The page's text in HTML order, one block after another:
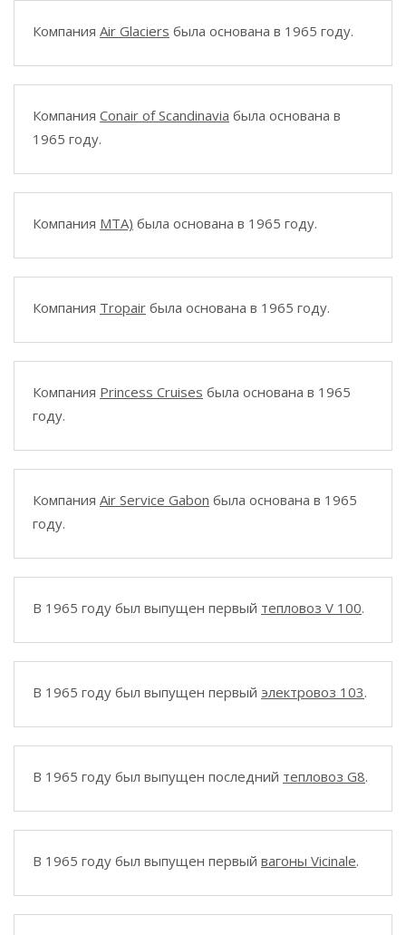
Компания Air Glaciers была основана в 1965 году.
Компания Conair of Scandinavia была основана в
1965 году.
Компания MTA) была основана в 1965 году.
Компания Tropair была основана в 1965 году.
Компания Princess Cruises была основана в 1965
году.
Компания Air Service Gabon была основана в 1965
году.
В 1965 году был выпущен первый тепловоз V 100.
В 1965 году был выпущен первый электровоз 103.
В 1965 году был выпущен последний тепловоз G8.
В 1965 году был выпущен первый вагоны Vicinale.